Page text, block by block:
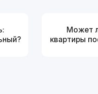
Может
квартиры